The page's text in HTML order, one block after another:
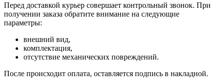
Перед доставкой курьер совершает контрольный звонок. При
получении заказа обратите внимание на следующие
параметры:
внешний вид,
комплектация,
отсутствие механических повреждений.
После происходит оплата, оставляется подпись в накладной.